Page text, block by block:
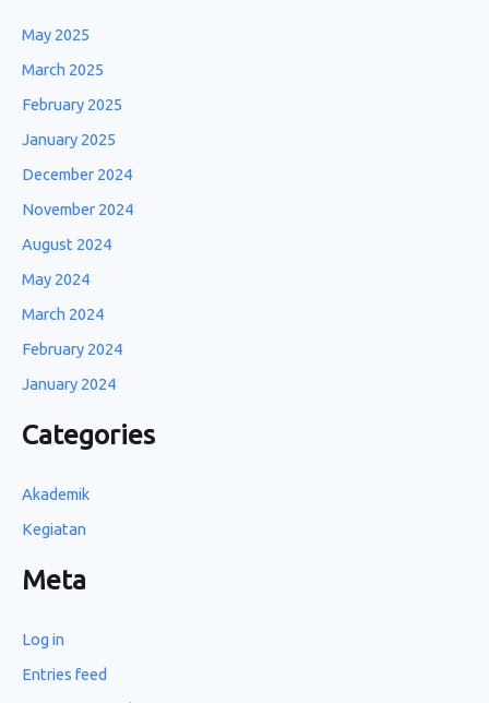
May 2025
March 2025
February 2025
January 2025
December 2024
November 2024
August 2024
May 2024
March 2024
February 2024
January 2024
Categories
Akademik
Kegiatan
Meta
Log in
Entries feed